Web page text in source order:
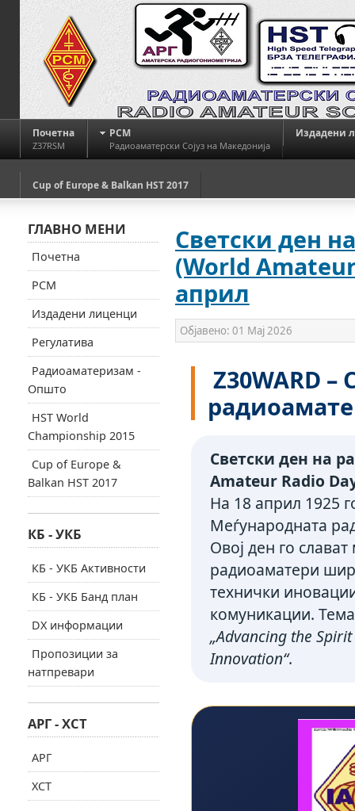
Почетна
Z37RSM
РСМ
Радиоаматерски Сојуз на Македонија
Издадени
Cup of Europe & Balkan HST 2017
Светски ден
(World
април
Објавено: 01 Мај 2026
Z30WARD –
Светски ден на
Amateur Radio
На 18 април 1925
Меѓународната
Овој ден го
радиоаматери
технички
комуникации.
„Advancing the
Innovation“.
ГЛАВНО МЕНИ
Почетна
РСМ
Издадени лиценци
Регулатива
Радиоаматеризам -
Општо
HST World
Championship 2015
Cup of Europe &
Balkan HST 2017
КБ - УКБ
КБ - УКБ Активности
КБ - УКБ Банд план
DX информации
Пропозиции за
натпревари
АРГ - ХСТ
АРГ
ХСТ